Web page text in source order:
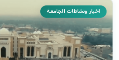
اخبار ونشاطات الجامعة